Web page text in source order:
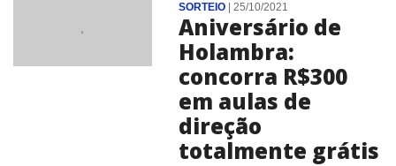
SORTEIO| 25/10/2021
Aniversário de
Holambra:
concorra R$300
em aulas de
direção
totalmente grátis